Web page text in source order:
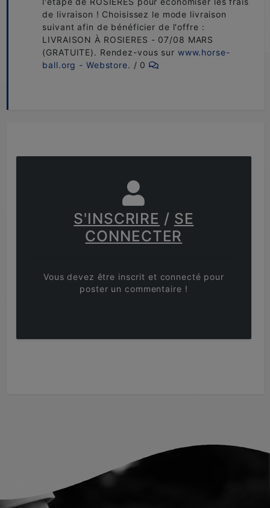
de livraison ! Choisissez le mode livraison
suivant afin de bénéficier de l'offre :
LIVRAISON À ROSIERES - 07/08 MARS
(GRATUITE). Rendez-vous sur www.horse-
ball.org - Webstore. / 0
S'INSCRIRE / SE
CONNECTER
Vous devez être inscrit et connecté pour
poster un commentaire !